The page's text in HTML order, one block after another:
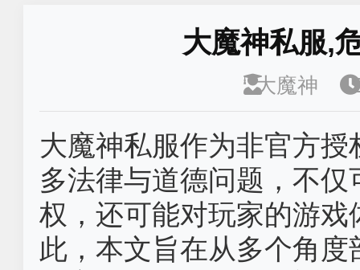
大魔神私服,
大魔神
大魔神私服作为非官方
多法律与道德问题，不
权，还可能对玩家的游
此，本文旨在从多个角